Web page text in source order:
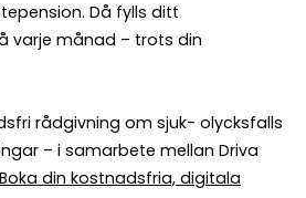
Då fylls ditt
varje månad – trots din
rådgivning om sjuk- olycksfalls
– i samarbete mellan Driva
Boka din kostnadsfria, digitala